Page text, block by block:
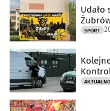
Udało
SPORT